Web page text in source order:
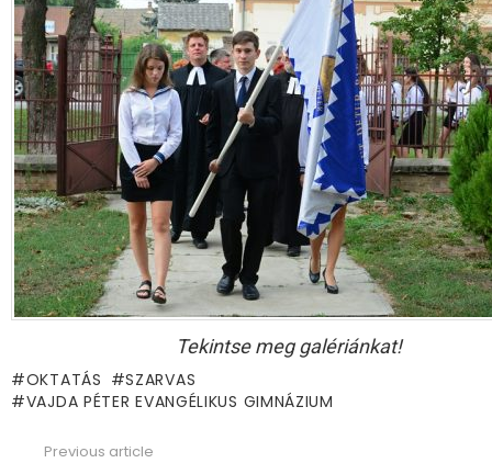
Tekintse meg galériánkat!
OKTATÁS
SZARVAS
VAJDA PÉTER EVANGÉLIKUS GIMNÁZIUM
Previous article